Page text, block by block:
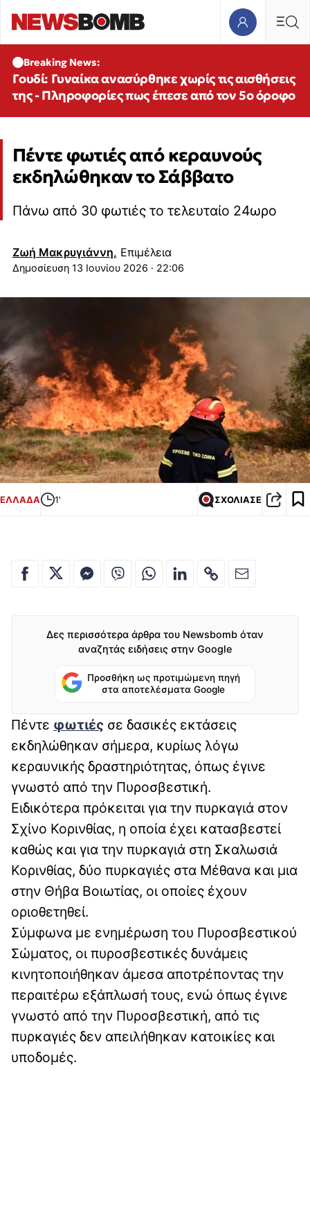
Breaking News:
Γουδί: Γυναίκα ανασύρθηκε χωρίς τις αισθήσεις
της - Πληροφορίες πως έπεσε από τον 5ο όροφο
Πέντε φωτιές από κεραυνούς
εκδηλώθηκαν το Σάββατο
Πάνω από 30 φωτιές το τελευταίο 24ωρο
Ζωή Μακρυγιάννη, Επιμέλεια
13 Ιουνίου 2026 · 22:06
ΕΛΛΑΔΑ 1' ΣΧΟΛΙΑΣΕ
Δες περισσότερα άρθρα του Newsbomb όταν
αναζητάς ειδήσεις στην Google
Προσθήκη ως προτιμώμενη πηγή
στα αποτελέσματα Google
Πέντε φωτιές σε δασικές εκτάσεις
εκδηλώθηκαν σήμερα, κυρίως λόγω
κεραυνικής δραστηριότητας, όπως έγινε
γνωστό από την Πυροσβεστική.
Ειδικότερα πρόκειται για την πυρκαγιά στον
Σχίνο Κορινθίας, η οποία έχει κατασβεστεί
καθώς και για την πυρκαγιά στη Σκαλωσιά
Κορινθίας, δύο πυρκαγιές στα Μέθανα και μια
στην Θήβα Βοιωτίας, οι οποίες έχουν
οριοθετηθεί.
Σύμφωνα με ενημέρωση του Πυροσβεστικού
Σώματος, οι πυροσβεστικές δυνάμεις
κινητοποιήθηκαν άμεσα αποτρέποντας την
περαιτέρω εξάπλωσή τους, ενώ όπως έγινε
γνωστό από την Πυροσβεστική, από τις
πυρκαγιές δεν απειλήθηκαν κατοικίες και
υποδομές. ‎